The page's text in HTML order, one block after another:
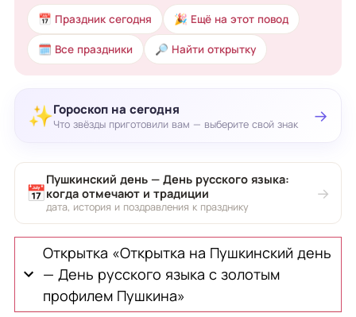
📅 Праздник сегодня 🎉 Ещё на этот повод
🗓 Все праздники 🔎 Найти открытку
✨Гороскоп на сегодня
Что звёзды приготовили вам — выберите свой знак →
📅
Пушкинский день — День русского языка:
когда отмечают и традиции
дата, история и поздравления к празднику
→
Открытка «Открытка на Пушкинский день
— День русского языка с золотым
профилем Пушкина»